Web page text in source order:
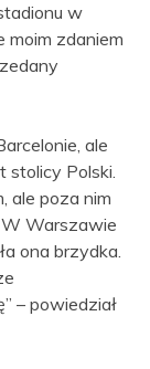
w
moim zdaniem
ale
stolicy Polski.
ale poza nim
Warszawie
ona brzydka.
– powiedział